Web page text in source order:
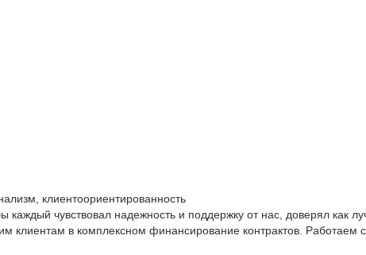
клиентоориентированность
чувствовал надежность и поддержку от нас, доверял как
клиентам в комплексном финансирование контрактов.